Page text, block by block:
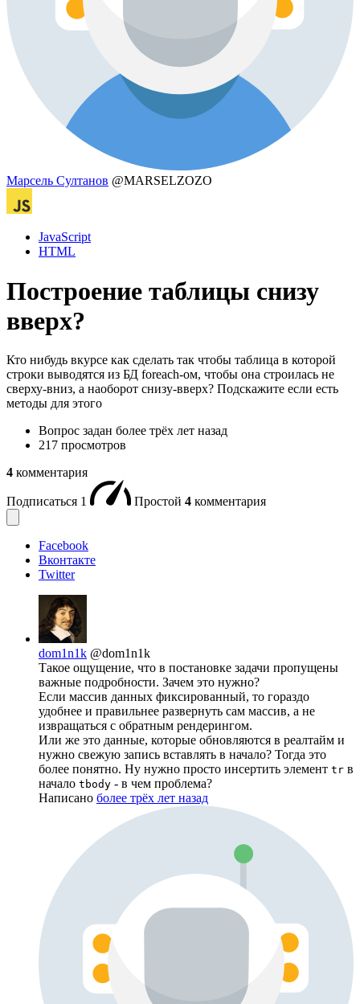
Марсель Султанов @MARSELZOZO
JavaScript
HTML
Построение таблицы снизу
вверх?
Кто нибудь вкурсе как сделать так чтобы таблица в которой
строки выводятся из БД foreach-ом, чтобы она строилась не
сверху-вниз, а наоборот снизу-вверх? Подскажите если есть
методы для этого
Вопрос задан более трёх лет назад
217 просмотров
4 комментария
Подписаться 1 Простой 4 комментария
Facebook
Вконтакте
Twitter
dom1n1k @dom1n1k
Такое ощущение, что в постановке задачи пропущены
важные подробности. Зачем это нужно?
Если массив данных фиксированный, то гораздо
удобнее и правильнее развернуть сам массив, а не
извращаться с обратным рендерингом.
Или же это данные, которые обновляются в реалтайм и
нужно свежую запись вставлять в начало? Тогда это
более понятно. Ну нужно просто инсертить элемент tr в
начало tbody - в чем проблема?
Написано более трёх лет назад